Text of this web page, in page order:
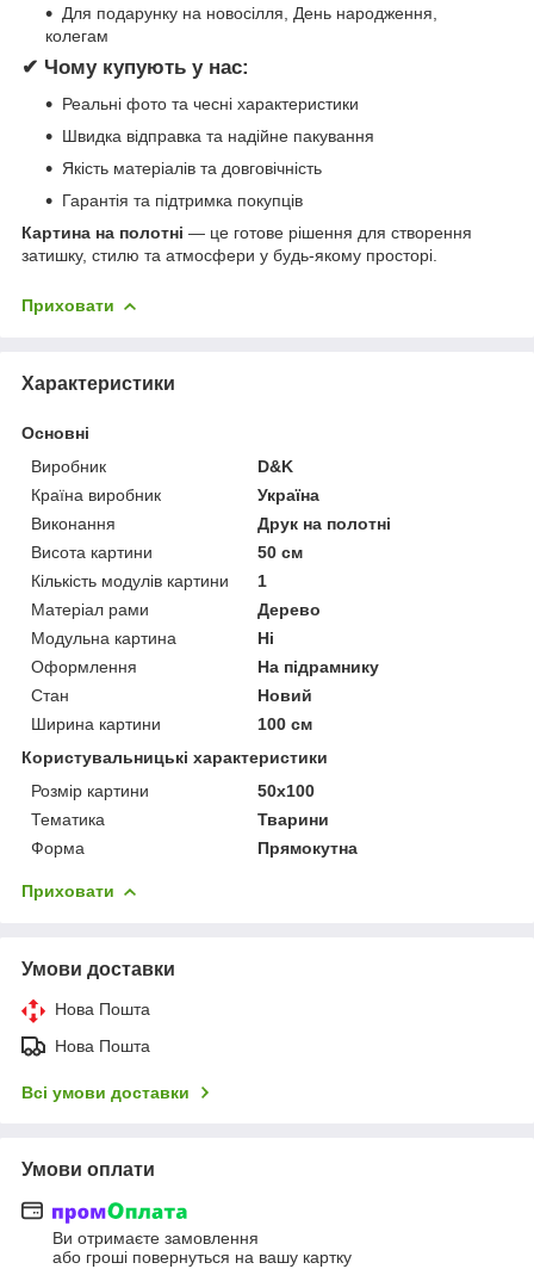
Для подарунку на новосілля, День народження,
колегам
✔ Чому купують у нас:
Реальні фото та чесні характеристики
Швидка відправка та надійне пакування
Якість матеріалів та довговічність
Гарантія та підтримка покупців
Картина на полотні — це готове рішення для створення
затишку, стилю та атмосфери у будь-якому просторі.
Приховати
Характеристики
Основні
Виробник
D&K
Країна виробник
Україна
Виконання
Друк на полотні
Висота картини
50 см
Кількість модулів картини
1
Матеріал рами
Дерево
Модульна картина
Ні
Оформлення
На підрамнику
Стан
Новий
Ширина картини
100 см
Користувальницькі характеристики
Розмір картини
50х100
Тематика
Тварини
Форма
Прямокутна
Приховати
Умови доставки
Нова Пошта
Нова Пошта
Всі умови доставки
Умови оплати
Ви отримаєте замовлення
або гроші повернуться на вашу картку